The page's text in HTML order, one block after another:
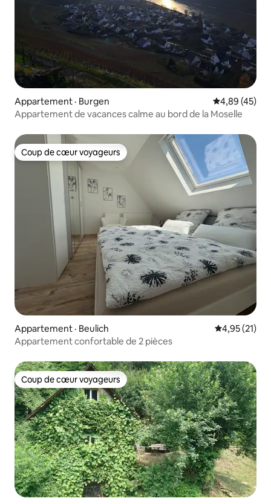
Appartement · Burgen Note
4,89 (45)
Appartement de vacances calme au bord de la Moselle
Coup de cœur voyageurs
Coup de cœur voyageurs
Appartement · Beulich Note
4,95 (21)
Appartement confortable de 2 pièces
Coup de cœur voyageurs
Coup de cœur voyageurs